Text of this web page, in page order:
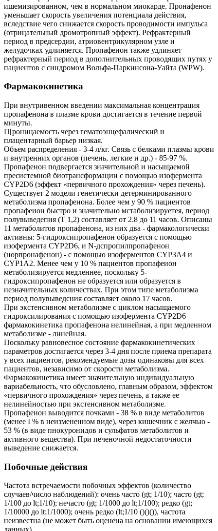
ишемизированном, чем в нормальном миокарде. Пронафенон
уменьшает скорость увеличения потенциала действия,
вследствие чего снижается скорость проводимости импульса
(отрицательный дромотропный эффект). Рефрактерный
период в предсердии, атриовентрикулярном узле и
желудочках удлиняется. Пропафеион также удлиняет
рефрактерный период в дополнительных проводящих путях у
пациентов с синдромом Вольфа-Паркинсона-Уайта (WPW).
Фармакокинетика
При внутривенном введении максимальная концентрация
пропафенона в плазме крови достигается в течение первой
минуты.
П[роницаемость через гематоэнцефалический и
плацентарный барьер низкая.
Объем распределения - 3-4 л/кг. Связь с белками плазмы крови
и внутренних органов (печень, легкие и др.) - 85-97 %.
Пропафенон подвергается значительной и насыщаемой
пресистемной биотрансформации с помощью изофермента
CYP2D6 (эффект «первичного прохождения» через печень).
Существует 2 модели генетически детерминированного
метаболизма пропафенона. Более чем у 90 % пациентов
пропафеион быстро и значительно мстаболизируетея, период
полувыведепия (Т 1,2) составляет от 2.8 до 11 часов. Описаны
11 метаболитов пропафенона, из них два - фармакологически
активны: 5-гидроксипропафенон образуется с помощью
изофермента CYP2D6, и N-дспропилпропафенон
(норпронафенон) - с помощью изоферментов CYP3A4 и
CYP1A2. Менее чем у 10 % пациентов пропафеион
метаболизируется медленнее, поскольку 5-
гидроксипропафенон не образуется или образуется в
незначительных количествах. При этом типе метаболизма
период полувыведсния составляет около 17 часов.
При экстенсивном метаболизме с циклом насыщаемого
гидроксилирования с помощью изофермента CYP2D6
фармакокинетика пропафенона нелинейная, а при медленном
метаболизме - линейная.
Поскольку равновесное состояние фармакокинетических
параметров достигается через 3-4 дня после приема препарата
у всех пациентов, рекомендуемые дозы одинаковы для всех
пациентов, независимо от скорости метаболизма.
Фармакокинетика имеет значительную индивидуальную
вариабельность, что обусловлено, главным образом, эффектом
«первичного прохождения» через печень, а также ее
нелинейностью при экстенсивном метаболизме.
Пропафенон выводится почками - 38 % в виде метаболитов
(менее I % в неизмененном виде), через кишечник с желчыо -
53 % (в виде пнокуронидов и сульфатов метаболитов и
активного вещества). При печеночной недостаточности
выведение снижается.
Побочные действия
Частота встречаемости побочных эффектов (количество
случаев/число наблюдений): очень часто (gt; 1/10); часто (gt;
1/100 до lt;1/10); нечасто (gt; 1/1000 до lt;1/100); редко (gt;
1/10000 до lt;1/1000); очень редко (lt;1/10 ()()()), частота
неизвестна (не может быть оценена на основании имеющихся